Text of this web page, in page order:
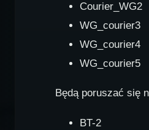
Courier_WG2
WG_courier3
WG_courier4
WG_courier5
Będą poruszać się
BT-2